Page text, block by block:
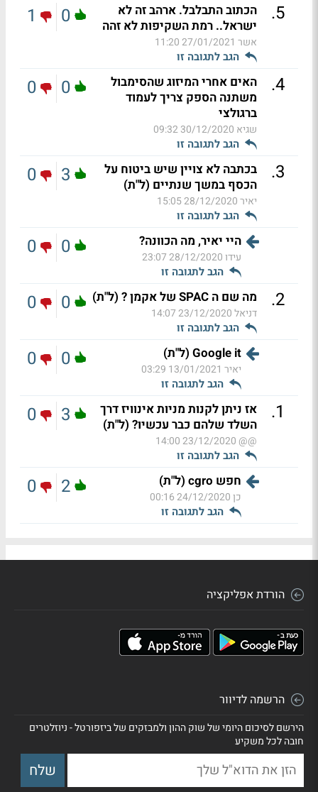
5
.
הכתוב התבלבל. ארהב זה לא
ישראל.. רמת השקיפות לא זהה
אשר 27/01/2021 11:20
הגב לתגובה זו
0
1
4
.
האים אחרי המיזוג שהסימבול
משתנה הספק צריך לעמוד
ברגולצי
שגיא 30/12/2020 09:32
הגב לתגובה זו
0
0
3
.
בכתבה לא צויין שיש ביטוח על
הכסף במשך שנתיים (ל"ת)
יאיר28/12/2020 15:05
הגב לתגובה זו
3
0
היי יאיר, מה הכוונה?
עידו28/12/2020 23:07
הגב לתגובה זו
0
0
2
. מה שם ה SPAC של אקמן ? (ל"ת)
דניאל23/12/2020 14:07
הגב לתגובה זו
0
0
Google it (ל"ת)
יאיר 13/01/2021 03:29
הגב לתגובה זו
0
0
1
.
אז ניתן לקנות מניות אינוויז דרך
השלד שלהם כבר עכשיו? (ל"ת)
@@
23/12/2020 14:00
הגב לתגובה זו
3
0
חפש cgro (ל"ת)
כן24/12/2020 00:16
הגב לתגובה זו
2
0
הורדת אפליקציה
הרשמה לדיוור
הירשם לסיכום היומי של שוק ההון ולמבזקים של ביזפורטל - ניוזלטרים
חובה לכל משקיע